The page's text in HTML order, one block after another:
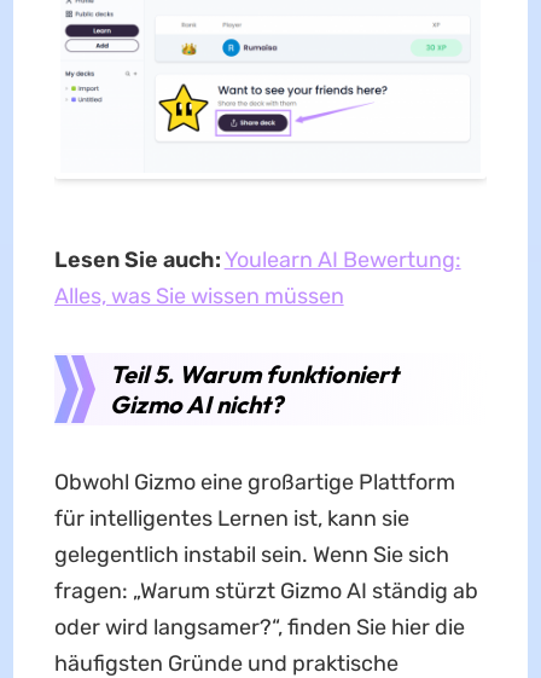
Lesen Sie auch:Youlearn AI Bewertung:
Alles, was Sie wissen müssen
Teil 5. Warum funktioniert
Gizmo AI nicht?
Obwohl Gizmo eine großartige Plattform
für intelligentes Lernen ist, kann sie
gelegentlich instabil sein. Wenn Sie sich
fragen: „Warum stürzt Gizmo AI ständig ab
oder wird langsamer?“, finden Sie hier die
häufigsten Gründe und praktische